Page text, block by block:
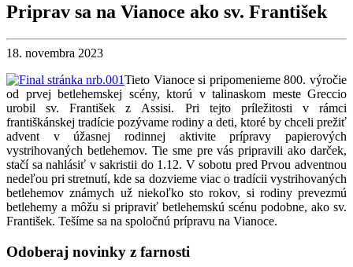
Priprav sa na Vianoce ako sv. František
18. novembra 2023
Tieto Vianoce si pripomenieme 800. výročie
od prvej betlehemskej scény, ktorú v talinaskom meste Greccio
urobil sv. František z Assisi. Pri tejto príležitosti v rámci
františkánskej tradície pozývame rodiny a deti, ktoré by chceli prežiť
advent v úžasnej rodinnej aktivite prípravy papierových
vystrihovaných betlehemov. Tie sme pre vás pripravili ako darček,
stačí sa nahlásiť v sakristii do 1.12. V sobotu pred Prvou adventnou
nedeľou pri stretnutí, kde sa dozvieme viac o tradícii vystrihovaných
betlehemov známych už niekoľko sto rokov, si rodiny prevezmú
betlehemy a môžu si pripraviť betlehemskú scénu podobne, ako sv.
František. Tešíme sa na spoločnú prípravu na Vianoce.
Odoberaj novinky z farnosti